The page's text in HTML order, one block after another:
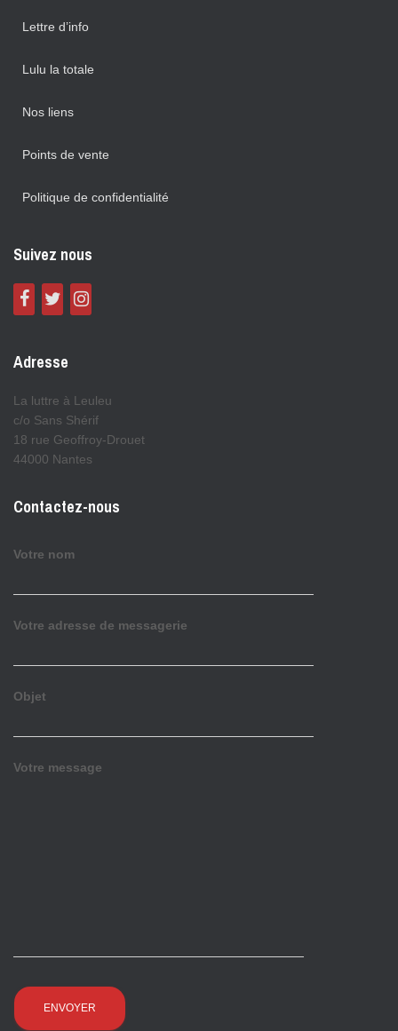
Lettre d’info
Lulu la totale
Nos liens
Points de vente
Politique de confidentialité
Suivez nous
Adresse
La luttre à Leuleu
c/o Sans Shérif
18 rue Geoffroy-Drouet
44000 Nantes
Contactez-nous
Votre nom
Votre adresse de messagerie
Objet
Votre message